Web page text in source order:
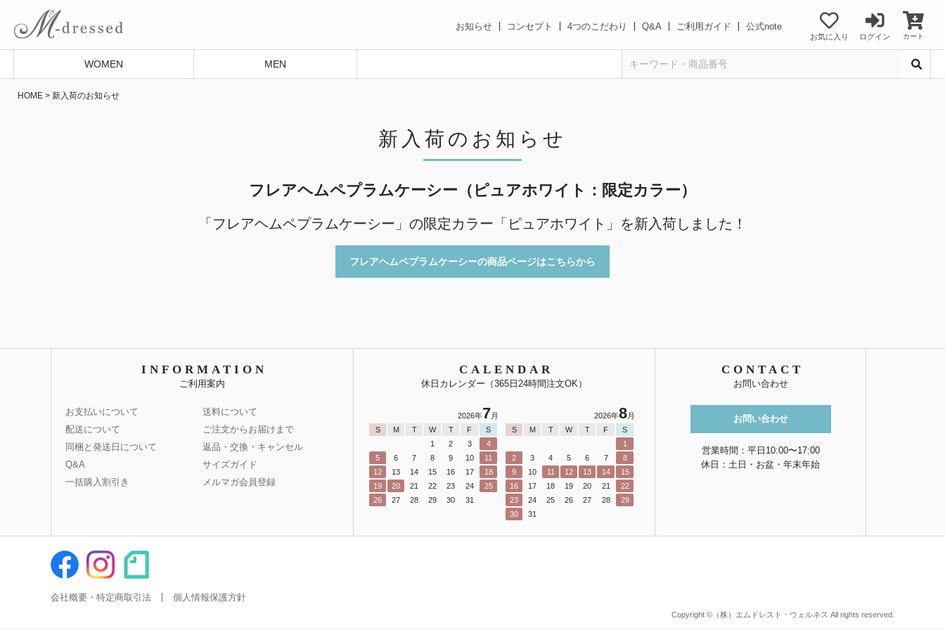
お知らせ コンセプト 4つのこだわり Q&A ご利用ガイド 公式note
お気に入り ログイン カート
WOMEN MEN
HOME 新入荷のお知らせ
新入荷のお知らせ
フレアヘムペプラムケーシー（ピュアホワイト：限定カラー）
「フレアヘムペプラムケーシー」の限定カラー「ピュアホワイト」を新入荷しました！
フレアヘムペプラムケーシーの商品ページはこちらから
INFORMATION
ご利用案内
お支払いについて
送料について
配送について
ご注文からお届けまで
同梱と発送日について
返品・交換・キャンセル
Q&A
サイズガイド
一括購入割引き
メルマガ会員登録
CALENDAR
休日カレンダー（365日24時間注文OK）
2026年7月
S
M T W T F
S
1
2 3
4
5
6 7 8 9 10
11
12
13 14 15 16 17
18
19
20 21 22 23 24
25
26
27 28 29 30 31
2026年8月
S
M T W T F
S
1
2
3 4 5 6 7
8
9
10 11 12 13 14
15
16
17 18 19 20 21
22
23
24 25 26 27 28
29
30
31
CONTACT
お問い合わせ
お問い合わせ
営業時間：平日10:00〜17:00
休日：土日・お盆・年末年始
会社概要・特定商取引法 個人情報保護方針
Copyright ©（株）エムドレスト・ウェルネス All rights reserved.